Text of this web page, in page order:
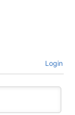
Login